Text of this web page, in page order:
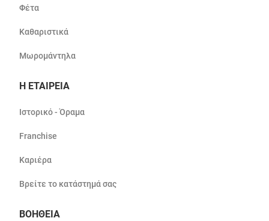
Φέτα
Καθαριστικά
Μωρομάντηλα
Η ΕΤΑΙΡΕΙΑ
Ιστορικό - Όραμα
Franchise
Καριέρα
Βρείτε το κατάστημά σας
ΒΟΗΘΕΙΑ